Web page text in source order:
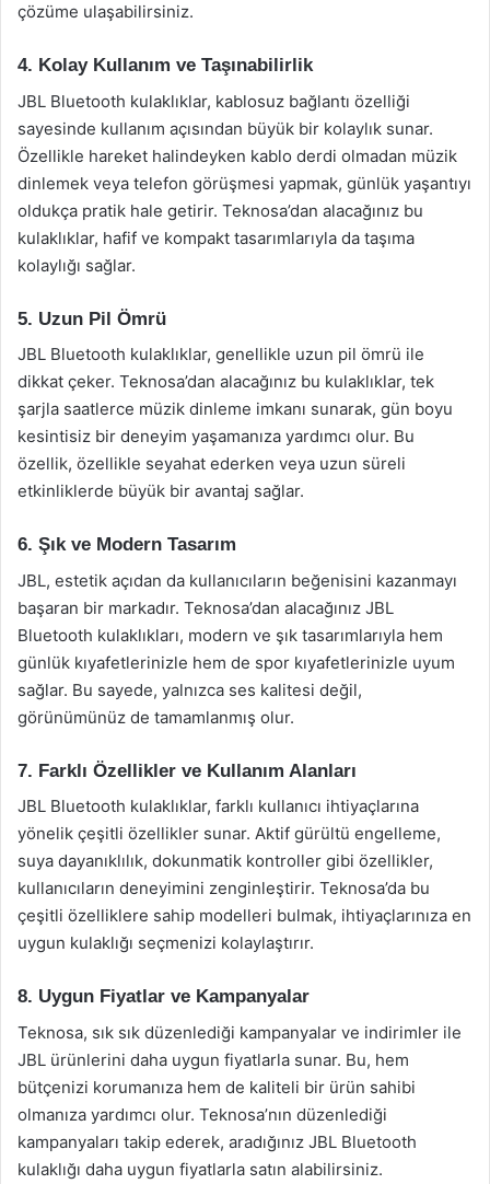
çözüme ulaşabilirsiniz.
4. Kolay Kullanım ve Taşınabilirlik
JBL Bluetooth kulaklıklar, kablosuz bağlantı özelliği
sayesinde kullanım açısından büyük bir kolaylık sunar.
Özellikle hareket halindeyken kablo derdi olmadan müzik
dinlemek veya telefon görüşmesi yapmak, günlük yaşantıyı
oldukça pratik hale getirir. Teknosa’dan alacağınız bu
kulaklıklar, hafif ve kompakt tasarımlarıyla da taşıma
kolaylığı sağlar.
5. Uzun Pil Ömrü
JBL Bluetooth kulaklıklar, genellikle uzun pil ömrü ile
dikkat çeker. Teknosa’dan alacağınız bu kulaklıklar, tek
şarjla saatlerce müzik dinleme imkanı sunarak, gün boyu
kesintisiz bir deneyim yaşamanıza yardımcı olur. Bu
özellik, özellikle seyahat ederken veya uzun süreli
etkinliklerde büyük bir avantaj sağlar.
6. Şık ve Modern Tasarım
JBL, estetik açıdan da kullanıcıların beğenisini kazanmayı
başaran bir markadır. Teknosa’dan alacağınız JBL
Bluetooth kulaklıkları, modern ve şık tasarımlarıyla hem
günlük kıyafetlerinizle hem de spor kıyafetlerinizle uyum
sağlar. Bu sayede, yalnızca ses kalitesi değil,
görünümünüz de tamamlanmış olur.
7. Farklı Özellikler ve Kullanım Alanları
JBL Bluetooth kulaklıklar, farklı kullanıcı ihtiyaçlarına
yönelik çeşitli özellikler sunar. Aktif gürültü engelleme,
suya dayanıklılık, dokunmatik kontroller gibi özellikler,
kullanıcıların deneyimini zenginleştirir. Teknosa’da bu
çeşitli özelliklere sahip modelleri bulmak, ihtiyaçlarınıza en
uygun kulaklığı seçmenizi kolaylaştırır.
8. Uygun Fiyatlar ve Kampanyalar
Teknosa, sık sık düzenlediği kampanyalar ve indirimler ile
JBL ürünlerini daha uygun fiyatlarla sunar. Bu, hem
bütçenizi korumanıza hem de kaliteli bir ürün sahibi
olmanıza yardımcı olur. Teknosa’nın düzenlediği
kampanyaları takip ederek, aradığınız JBL Bluetooth
kulaklığı daha uygun fiyatlarla satın alabilirsiniz.